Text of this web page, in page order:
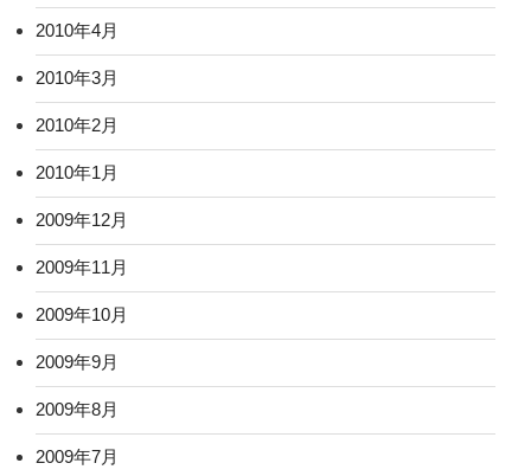
2010年4月
2010年3月
2010年2月
2010年1月
2009年12月
2009年11月
2009年10月
2009年9月
2009年8月
2009年7月